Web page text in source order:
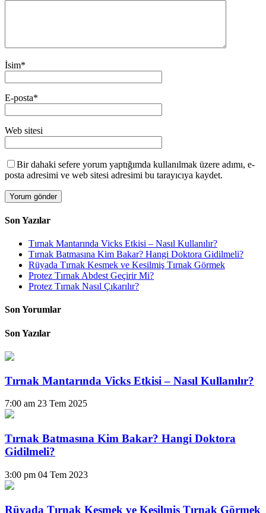
İsim*
E-posta*
Web sitesi
Bir dahaki sefere yorum yaptığımda kullanılmak üzere adımı, e-
posta adresimi ve web sitesi adresimi bu tarayıcıya kaydet.
Son Yazılar
Tırnak Mantarında Vicks Etkisi – Nasıl Kullanılır?
Tırnak Batmasına Kim Bakar? Hangi Doktora Gidilmeli?
Rüyada Tırnak Kesmek ve Kesilmiş Tırnak Görmek
Protez Tırnak Abdest Geçirir Mi?
Protez Tırnak Nasıl Çıkarılır?
Son Yorumlar
Son Yazılar
Tırnak Mantarında Vicks Etkisi – Nasıl Kullanılır?
7:00 am 23 Tem 2025
Tırnak Batmasına Kim Bakar? Hangi Doktora
Gidilmeli?
3:00 pm 04 Tem 2023
Rüyada Tırnak Kesmek ve Kesilmiş Tırnak Görmek